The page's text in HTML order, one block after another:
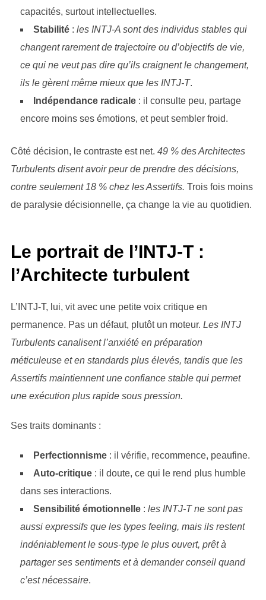
capacités, surtout intellectuelles.
Stabilité: les INTJ-A sont des individus stables qui
changent rarement de trajectoire ou d’objectifs de vie,
ce qui ne veut pas dire qu’ils craignent le changement,
ils le gèrent même mieux que les INTJ-T.
Indépendance radicale: il consulte peu, partage
encore moins ses émotions, et peut sembler froid.
Côté décision, le contraste est net. 49 % des Architectes
Turbulents disent avoir peur de prendre des décisions,
contre seulement 18 % chez les Assertifs. Trois fois moins
de paralysie décisionnelle, ça change la vie au quotidien.
Le portrait de l’INTJ-T :
l’Architecte turbulent
L’INTJ-T, lui, vit avec une petite voix critique en
permanence. Pas un défaut, plutôt un moteur. Les INTJ
Turbulents canalisent l’anxiété en préparation
méticuleuse et en standards plus élevés, tandis que les
Assertifs maintiennent une confiance stable qui permet
une exécution plus rapide sous pression.
Ses traits dominants :
Perfectionnisme: il vérifie, recommence, peaufine.
Auto-critique: il doute, ce qui le rend plus humble
dans ses interactions.
Sensibilité émotionnelle: les INTJ-T ne sont pas
aussi expressifs que les types feeling, mais ils restent
indéniablement le sous-type le plus ouvert, prêt à
partager ses sentiments et à demander conseil quand
c’est nécessaire.